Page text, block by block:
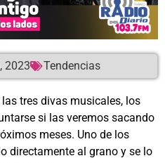
2023 Tendencias
tres divas musicales, los
si las veremos sacando
meses. Uno de los
directamente al grano y se lo